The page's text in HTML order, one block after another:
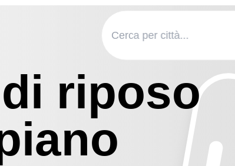
riposo